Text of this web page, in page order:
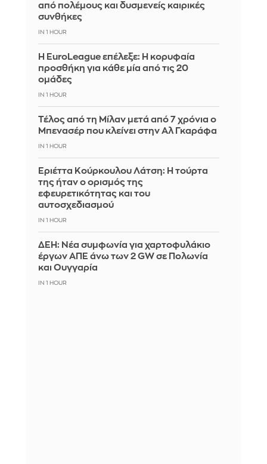
από πολέμους και δυσμενείς καιρικές
συνθήκες
IN 1 HOUR
Η EuroLeague επέλεξε: Η κορυφαία
προσθήκη για κάθε μία από τις 20
ομάδες
IN 1 HOUR
Τέλος από τη Μίλαν μετά από 7 χρόνια ο
Μπενασέρ που κλείνει στην Αλ Γκαράφα
IN 1 HOUR
Εριέττα Κούρκουλου Λάτση: Η τούρτα
της ήταν ο ορισμός της
εφευρετικότητας και του
αυτοσχεδιασμού
IN 1 HOUR
ΔΕΗ: Νέα συμφωνία για χαρτοφυλάκιο
έργων ΑΠΕ άνω των 2 GW σε Πολωνία
και Ουγγαρία
IN 1 HOUR